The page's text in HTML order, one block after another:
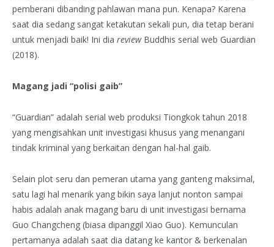
pemberani dibanding pahlawan mana pun. Kenapa? Karena
saat dia sedang sangat ketakutan sekali pun, dia tetap berani
untuk menjadi baik! Ini dia review Buddhis serial web Guardian
(2018).
Magang jadi “polisi gaib”
“Guardian” adalah serial web produksi Tiongkok tahun 2018
yang mengisahkan unit investigasi khusus yang menangani
tindak kriminal yang berkaitan dengan hal-hal gaib.
Selain plot seru dan pemeran utama yang ganteng maksimal,
satu lagi hal menarik yang bikin saya lanjut nonton sampai
habis adalah anak magang baru di unit investigasi bernama
Guo Changcheng (biasa dipanggil Xiao Guo). Kemunculan
pertamanya adalah saat dia datang ke kantor & berkenalan